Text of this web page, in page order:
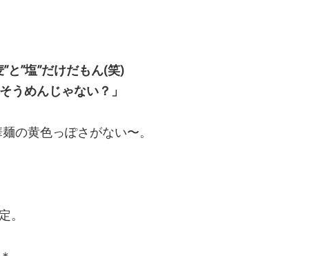
と”塩”だけだもん(笑)
うめんじゃない？」
の黄色っぽさがない〜。
。